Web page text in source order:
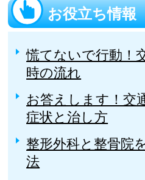
お役立ち情報
慌てないで行動！
時の流れ
お答えします！交
症状と治し方
整形外科と整骨院
法